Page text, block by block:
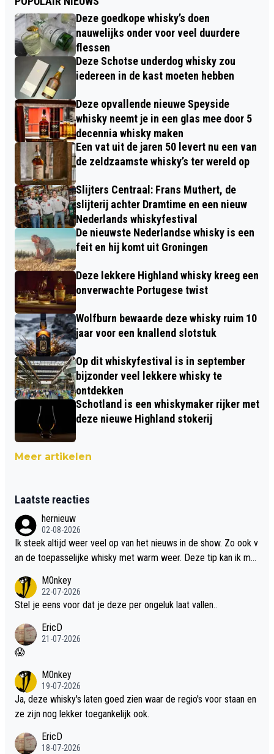
Deze goedkope whisky’s doen
nauwelijks onder voor veel duurdere
flessen
Deze Schotse underdog whisky zou
iedereen in de kast moeten hebben
Deze opvallende nieuwe Speyside
whisky neemt je in een glas mee door 5
decennia whisky maken
Een vat uit de jaren 50 levert nu een van
de zeldzaamste whisky’s ter wereld op
Slijters Centraal: Frans Muthert, de
slijterij achter Dramtime en een nieuw
Nederlands whiskyfestival
De nieuwste Nederlandse whisky is een
feit en hij komt uit Groningen
Deze lekkere Highland whisky kreeg een
onverwachte Portugese twist
Wolfburn bewaarde deze whisky ruim 10
jaar voor een knallend slotstuk
Op dit whiskyfestival is in september
bijzonder veel lekkere whisky te
ontdekken
Schotland is een whiskymaker rijker met
deze nieuwe Highland stokerij
Meer artikelen
Laatste reacties
hernieuw
02-08-2026
Ik steek altijd weer veel op van het nieuws in de show. Zo ook v
an de toepasselijke whisky met warm weer. Deze tip kan ik met
M0nkey
22-07-2026
Stel je eens voor dat je deze per ongeluk laat vallen..
EricD
21-07-2026
😱
M0nkey
19-07-2026
Ja, deze whisky's laten goed zien waar de regio's voor staan en
ze zijn nog lekker toegankelijk ook.
EricD
18-07-2026